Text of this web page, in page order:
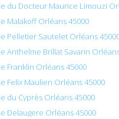
du Docteur Maurice Limouzi
Malakoff Orléans 45000
Pelletier Sautelet Orléans
Anthelme Brillat Savarin
Franklin Orléans 45000
Felix Maulien Orléans 45000
du Cyprès Orléans 45000
Delaugere Orléans 45000